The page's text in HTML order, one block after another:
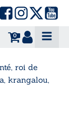
0
roi de
krangalou,